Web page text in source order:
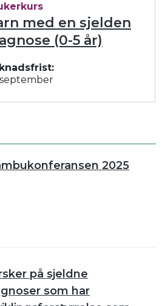
med en sjelden
(0-5 år)
september
2025
på sjeldne
som har